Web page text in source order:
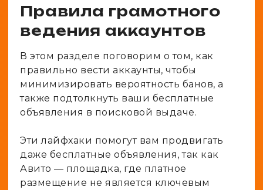
Правила грамотного
ведения аккаунтов
В этом разделе поговорим о том, как
правильно вести аккаунты, чтобы
минимизировать вероятность банов, а
также подтолкнуть ваши бесплатные
объявления в поисковой выдаче.
Эти лайфхаки помогут вам продвигать
даже бесплатные объявления, так как
Авито — площадка, где платное
размещение не является ключевым